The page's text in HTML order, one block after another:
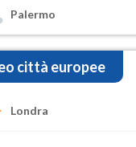
Palermo
città europee
Londra